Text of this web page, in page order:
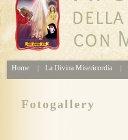
Home La Divina Misericordia
Fotogallery